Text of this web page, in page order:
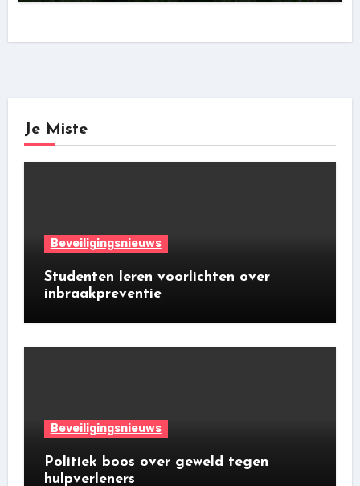
Je Miste
Beveiligingsnieuws
Studenten leren voorlichten over
inbraakpreventie
Beveiligingsnieuws
Politiek boos over geweld tegen
hulpverleners